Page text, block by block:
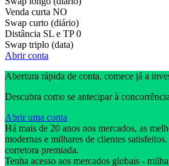
Venda curta NO
Swap curto (diário)
Distância SL e TP 0
Swap triplo (data)
Abrir conta
Abertura rápida de conta, comece já a
Descubra como se antecipar à
Abrir uma conta
Há mais de 20 anos nos mercados, as
modernas e milhares de clientes
corretora premiada.
Tenha acesso aos mercados globais -